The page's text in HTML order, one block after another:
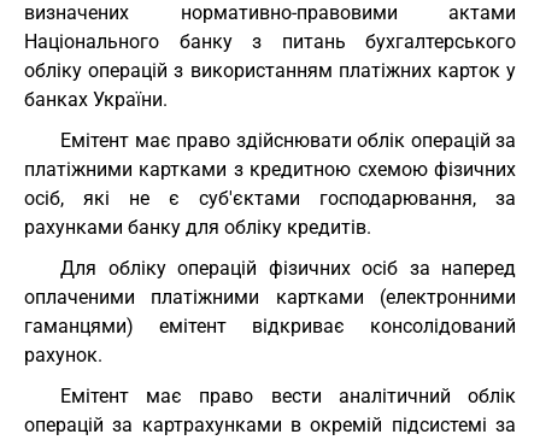
визначених нормативно-правовими актами
Національного банку з питань бухгалтерського
обліку операцій з використанням платіжних карток у
банках України.
Емітент має право здійснювати облік операцій за
платіжними картками з кредитною схемою фізичних
осіб, які не є суб'єктами господарювання, за
рахунками банку для обліку кредитів.
Для обліку операцій фізичних осіб за наперед
оплаченими платіжними картками (електронними
гаманцями) емітент відкриває консолідований
рахунок.
Емітент має право вести аналітичний облік
операцій за картрахунками в окремій підсистемі за